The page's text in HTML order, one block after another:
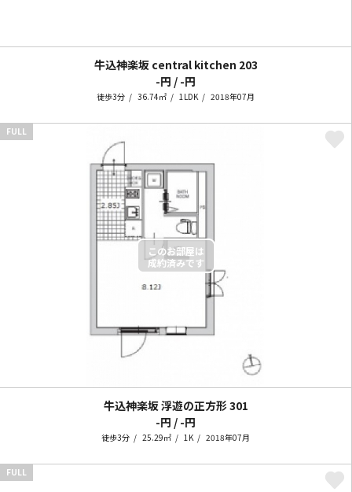
牛込神楽坂 central kitchen 203
-円 / -円
徒歩3分 36.74㎡ 1LDK 2018年07月
FULL
牛込神楽坂 浮遊の正方形301
-円 / -円
徒歩3分 25.29㎡ 1K 2018年07月
FULL